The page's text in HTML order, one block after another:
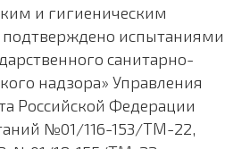
и гигиеническим
испытаниями
санитарно-
надзора» Управления
Российской Федерации
№01/116-153/ТМ-22,